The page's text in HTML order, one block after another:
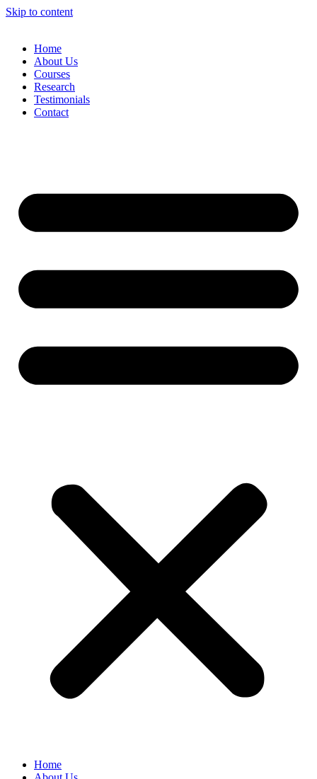
Skip to content
Home
About Us
Courses
Research
Testimonials
Contact
Home